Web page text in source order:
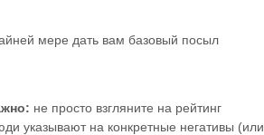
мере дать вам базовый посыл
не просто взгляните на рейтинг
указывают на конкретные негативы (или